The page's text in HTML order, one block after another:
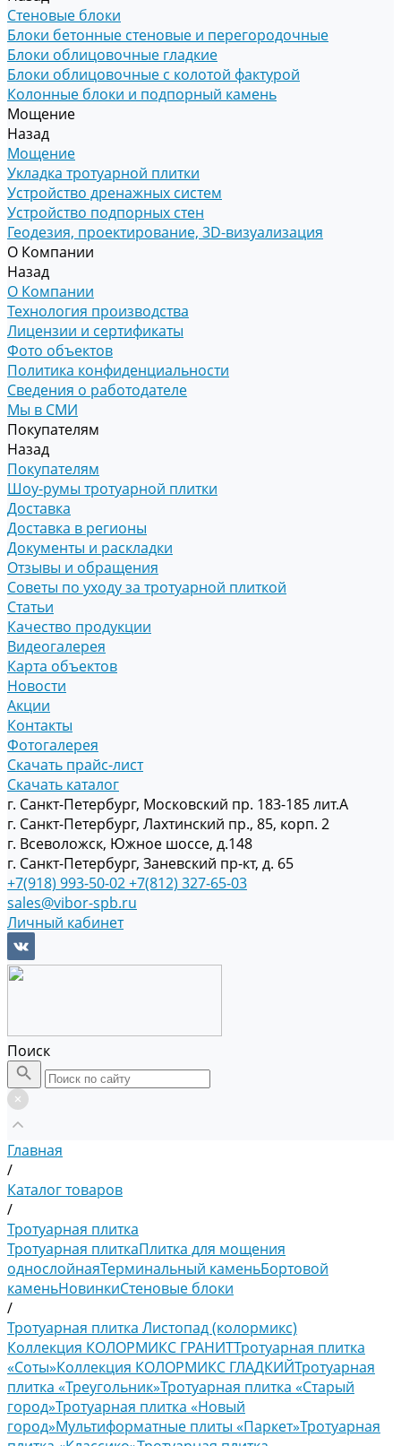
Стеновые блоки
Блоки бетонные стеновые и перегородочные
Блоки облицовочные гладкие
Блоки облицовочные с колотой фактурой
Колонные блоки и подпорный камень
Мощение
Назад
Мощение
Укладка тротуарной плитки
Устройство дренажных систем
Устройство подпорных стен
Геодезия, проектирование, 3D-визуализация
О Компании
Назад
О Компании
Технология производства
Лицензии и сертификаты
Фото объектов
Политика конфиденциальности
Сведения о работодателе
Мы в СМИ
Покупателям
Назад
Покупателям
Шоу-румы тротуарной плитки
Доставка
Доставка в регионы
Документы и раскладки
Отзывы и обращения
Советы по уходу за тротуарной плиткой
Статьи
Качество продукции
Видеогалерея
Карта объектов
Новости
Акции
Контакты
Фотогалерея
Скачать прайс-лист
Скачать каталог
г. Санкт-Петербург, Московский пр. 183-185 лит.А
г. Санкт-Петербург, Лахтинский пр., 85, корп. 2
г. Всеволожск, Южное шоссе, д.148
г. Санкт-Петербург, Заневский пр-кт, д. 65
+7(918) 993-50-02+7(812) 327-65-03
sales@vibor-spb.ru
Личный кабинет
Поиск
Главная
/
Каталог товаров
/
Тротуарная плитка
Тротуарная плиткаПлитка для мощения
однослойнаяТерминальный каменьБортовой
каменьНовинкиСтеновые блоки
/
Тротуарная плитка Листопад (колормикс)
Коллекция КОЛОРМИКС ГРАНИТТротуарная плитка
«Соты»Коллекция КОЛОРМИКС ГЛАДКИЙТротуарная
плитка «Треугольник»Тротуарная плитка «Старый
город»Тротуарная плитка «Новый
город»Мультиформатные плиты «Паркет»Тротуарная